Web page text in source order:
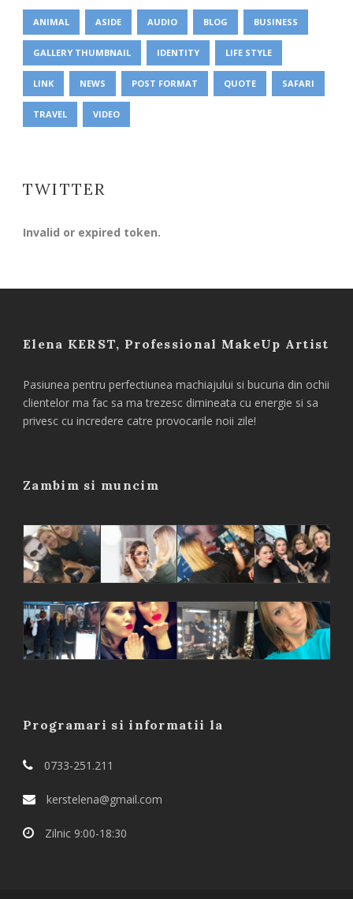
ANIMAL ASIDE AUDIO BLOG BUSINESS
GALLERY THUMBNAIL IDENTITY LIFE STYLE
LINK NEWS POST FORMAT QUOTE SAFARI
TRAVEL VIDEO
TWITTER
Invalid or expired token.
Elena KERST, Professional MakeUp Artist
Pasiunea pentru perfectiunea machiajului si bucuria din ochii
clientelor ma fac sa ma trezesc dimineata cu energie si sa
privesc cu incredere catre provocarile noii zile!
Zambim si muncim
Programari si informatii la
0733-251.211
kerstelena@gmail.com
Zilnic 9:00-18:30